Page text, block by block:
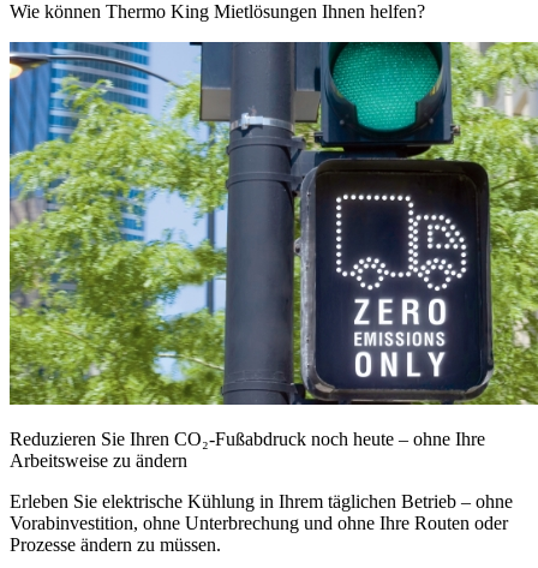
Wie können Thermo King Mietlösungen Ihnen helfen?
Reduzieren Sie Ihren CO₂-Fußabdruck noch heute – ohne Ihre
Arbeitsweise zu ändern
Erleben Sie elektrische Kühlung in Ihrem täglichen Betrieb – ohne
Vorabinvestition, ohne Unterbrechung und ohne Ihre Routen oder
Prozesse ändern zu müssen.